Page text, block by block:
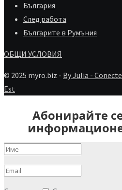
България
След работа
Българите в Румъния
ОБЩИ УСЛОВИЯ
© 2025 myro.biz - By Julia -
Est
Абонирайте